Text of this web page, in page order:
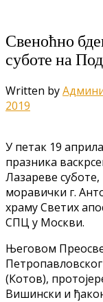
Свеноћно
суботе на
Written by
2019
У петак 19
празника
Лазареве
моравички г.
храму Светих
СПЦ у Москви.
Његовом
(Котов),
Вишински и